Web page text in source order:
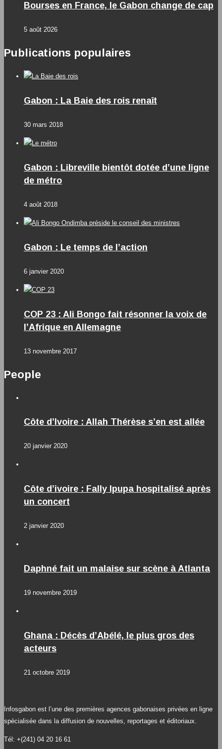
Bourses en France, le Gabon change de cap
5 août 2026
Publications populaires
Gabon : La Baie des rois renaît
30 mars 2018
Gabon : Libreville bientôt dotée d’une ligne
de métro
4 août 2018
Gabon : Le temps de l’action
6 janvier 2020
COP 23 : Ali Bongo fait résonner la voix de
l’Afrique en Allemagne
13 novembre 2017
People
Côte d’Ivoire : Allah Thérèse s’en est allée
20 janvier 2020
Côte d’ivoire : Fally Ipupa hospitalisé après
un concert
2 janvier 2020
Daphné fait un malaise sur scène à Atlanta
19 novembre 2019
Ghana : Décès d’Abélé, le plus gros des
acteurs
21 octobre 2019
Infosgabon est l’une des premières agences gabonaises privées en ligne
spécialisée dans la diffusion de nouvelles, reportages et éditoriaux.
Tél: +(241) 04 20 16 61